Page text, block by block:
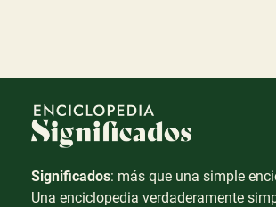
Significados: más que una simple
Una enciclopedia verdaderamente